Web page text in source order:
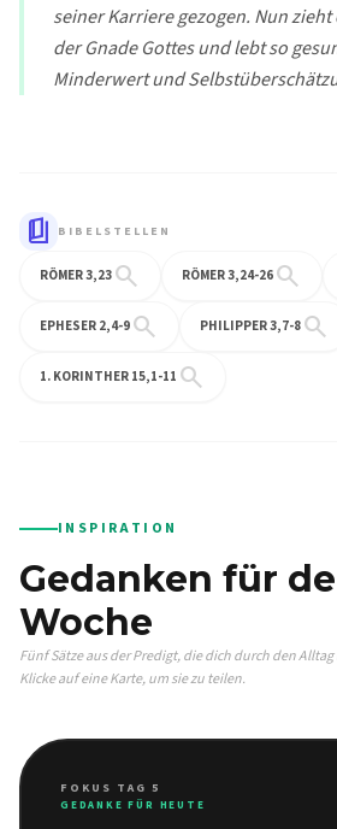
seiner Karriere gezogen. Nun
der Gnade Gottes und lebt so
Minderwert und
book_5 BIBELSTELLEN
RÖMER 3,23 search RÖMER 3,24-26 search
EPHESER 2,4-9 search PHILIPPER 3,7-8 search
1. KORINTHER 15,1-11 search
INSPIRATION
Gedanken für
Woche
Fünf Sätze aus der Predigt, die dich durch den
Klicke auf eine Karte, um sie zu teilen.
FOKUS TAG 5
GEDANKE FÜR HEUTE